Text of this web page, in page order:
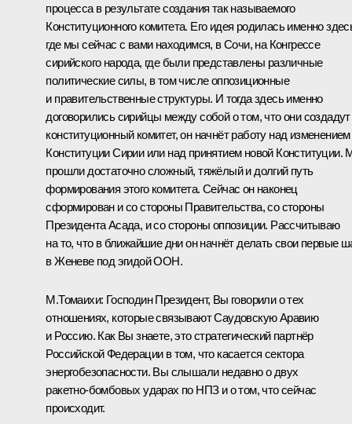
процесса в результате создания так называемого
Конституционного комитета. Его идея родилась именно
где мы сейчас с вами находимся, в Сочи, на Конгрессе
сирийского народа, где были представлены различные
политические силы, в том числе оппозиционные
и правительственные структуры. И тогда здесь именно
договорились сирийцы между собой о том, что они создадут
конституционный комитет, он начнёт работу над изменением
Конституции Сирии или над принятием новой Конституции.
прошли достаточно сложный, тяжёлый и долгий путь
формирования этого комитета. Сейчас он наконец
сформирован и со стороны Правительства, со стороны
Президента Асада, и со стороны оппозиции. Рассчитываю
на то, что в ближайшие дни он начнёт делать свои первые
в Женеве под эгидой ООН.
М.Томаихи: Господин Президент, Вы говорили о тех
отношениях, которые связывают Саудовскую Аравию
и Россию. Как Вы знаете, это стратегический партнёр
Российской Федерации в том, что касается сектора
энергобезопасности. Вы слышали недавно о двух
ракетно‑бомбовых ударах по НПЗ и о том, что сейчас
происходит.